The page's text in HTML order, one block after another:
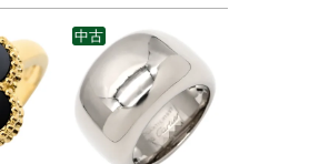
中古